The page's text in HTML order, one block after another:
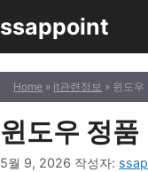
ssappoint
Home » it관련정보 » 윈도
윈도우 정
5월 9, 2026 작성자: